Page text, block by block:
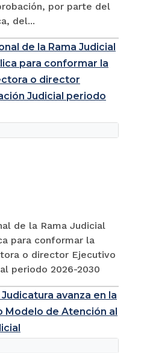
por parte del
del...
de la Rama Judicial
para conformar la
o director
Judicial periodo
de la Rama Judicial
para conformar la
o director Ejecutivo
periodo 2026-2030
avanza en la
de Atención al